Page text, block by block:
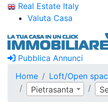
Real Estate Italy
Valuta Casa
Pubblica Annunci
Home
Loft/Open
Pietrasanta